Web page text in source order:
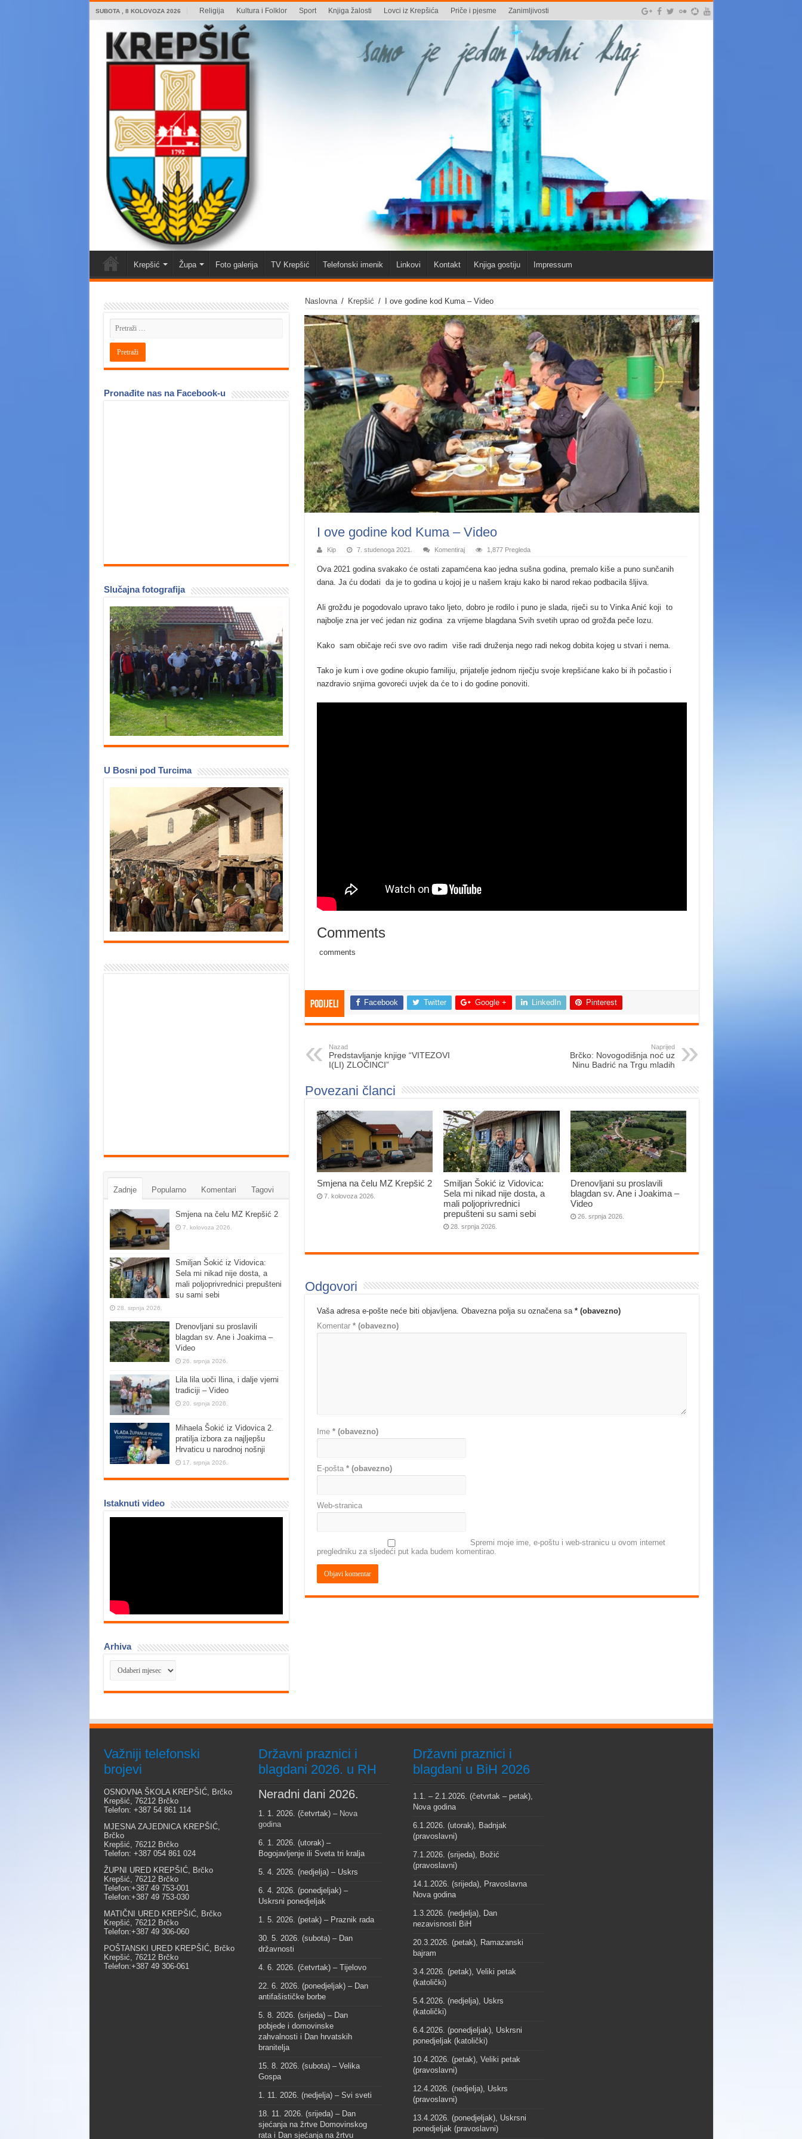
SUBOTA , 8 KOLOVOZA 2026 Religija Kultura i Folklor Sport Knjiga žalosti Lovci iz Krepšića Priče i pjesme Zanimljivosti
Krepšić Župa Foto galerija TV Krepšić Telefonski imenik Linkovi Kontakt Knjiga gostiju Impressum
Naslovna / Krepšić / I ove godine kod Kuma – Video
I ove godine kod Kuma – Video
Kip 7. studenoga 2021. Komentiraj 1,877 Pregleda
Ova 2021 godina svakako će ostati zapamćena kao jedna sušna godina, premalo kiše a puno sunčanih
dana. Ja ću dodati da je to godina u kojoj je u našem kraju kako bi narod rekao podbacila šljiva.
Ali grožđu je pogodovalo upravo tako ljeto, dobro je rodilo i puno je slada, riječi su to Vinka Anić koji to
najbolje zna jer već jedan niz godina za vrijeme blagdana Svih svetih uprao od grožđa peče lozu.
Kako sam običaje reći sve ovo radim više radi druženja nego radi nekog dobita kojeg u stvari i nema.
Tako je kum i ove godine okupio familiju, prijatelje jednom riječju svoje krepšićane kako bi ih počastio i
nazdravio snjima govoreći uvjek da će to i do godine ponoviti.
Comments
comments
Podijeli Facebook Twitter Google + LinkedIn Pinterest
Nazad
Predstavljanje knjige “VITEZOVI
I(LI) ZLOČINCI”
Naprijed
Brčko: Novogodišnja noć uz
Ninu Badrić na Trgu mladih
Povezani članci
Smjena na čelu MZ Krepšić 2
7. kolovoza 2026.
Smiljan Šokić iz Vidovica:
Sela mi nikad nije dosta, a
mali poljoprivrednici
prepušteni su sami sebi
28. srpnja 2026.
Drenovljani su proslavili
blagdan sv. Ane i Joakima –
Video
26. srpnja 2026.
Odgovori
Vaša adresa e-pošte neće biti objavljena. Obavezna polja su označena sa * (obavezno)
Komentar * (obavezno)
Ime * (obavezno)
E-pošta * (obavezno)
Web-stranica
Spremi moje ime, e-poštu i web-stranicu u ovom internet
pregledniku za sljedeći put kada budem komentirao.
Pronađite nas na Facebook-u
Slučajna fotografija
U Bosni pod Turcima
Zadnje Popularno Komentari Tagovi
Smjena na čelu MZ Krepšić 2
7. kolovoza 2026.
Smiljan Šokić iz Vidovica:
Sela mi nikad nije dosta, a
mali poljoprivrednici prepušteni
su sami sebi
28. srpnja 2026.
Drenovljani su proslavili
blagdan sv. Ane i Joakima –
Video
26. srpnja 2026.
Lila lila uoči Ilina, i dalje vjerni
tradiciji – Video
20. srpnja 2026.
Mihaela Šokić iz Vidovica 2.
pratilja izbora za najljepšu
Hrvaticu u narodnoj nošnji
17. srpnja 2026.
Istaknuti video
Arhiva
Arhiva
Važniji telefonski
brojevi
OSNOVNA ŠKOLA KREPŠIĆ, Brčko
Krepšić, 76212 Brčko
Telefon: +387 54 861 114
MJESNA ZAJEDNICA KREPŠIĆ,
Brčko
Krepšić, 76212 Brčko
Telefon: +387 054 861 024
ŽUPNI URED KREPŠIĆ, Brčko
Krepšić, 76212 Brčko
Telefon:+387 49 753-001
Telefon:+387 49 753-030
MATIČNI URED KREPŠIĆ, Brčko
Krepšić, 76212 Brčko
Telefon:+387 49 306-060
POŠTANSKI URED KREPŠIĆ, Brčko
Krepšić, 76212 Brčko
Telefon:+387 49 306-061
Državni praznici i
blagdani 2026. u RH
Neradni dani 2026.
1. 1. 2026. (četvrtak) – Nova
godina
6. 1. 2026. (utorak) –
Bogojavljenje ili Sveta tri kralja
5. 4. 2026. (nedjelja) – Uskrs
6. 4. 2026. (ponedjeljak) –
Uskrsni ponedjeljak
1. 5. 2026. (petak) – Praznik rada
30. 5. 2026. (subota) – Dan
državnosti
4. 6. 2026. (četvrtak) – Tijelovo
22. 6. 2026. (ponedjeljak) – Dan
antifašističke borbe
5. 8. 2026. (srijeda) – Dan
pobjede i domovinske
zahvalnosti i Dan hrvatskih
branitelja
15. 8. 2026. (subota) – Velika
Gospa
1. 11. 2026. (nedjelja) – Svi sveti
18. 11. 2026. (srijeda) – Dan
sjećanja na žrtve Domovinskog
rata i Dan sjećanja na žrtvu
Državni praznici i
blagdani u BiH 2026
1.1. – 2.1.2026. (četvrtak – petak),
Nova godina
6.1.2026. (utorak), Badnjak
(pravoslavni)
7.1.2026. (srijeda), Božić
(pravoslavni)
14.1.2026. (srijeda), Pravoslavna
Nova godina
1.3.2026. (nedjelja), Dan
nezavisnosti BiH
20.3.2026. (petak), Ramazanski
bajram
3.4.2026. (petak), Veliki petak
(katolički)
5.4.2026. (nedjelja), Uskrs
(katolički)
6.4.2026. (ponedjeljak), Uskrsni
ponedjeljak (katolički)
10.4.2026. (petak), Veliki petak
(pravoslavni)
12.4.2026. (nedjelja), Uskrs
(pravoslavni)
13.4.2026. (ponedjeljak), Uskrsni
ponedjeljak (pravoslavni)